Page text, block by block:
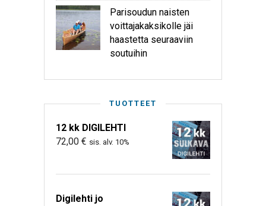
Parisoudun naisten
voittajakaksikolle jäi
haastetta seuraaviin
soutuihin
TUOTTEET
12 kk DIGILEHTI
72,00 € sis. alv. 10%
Digilehti jo